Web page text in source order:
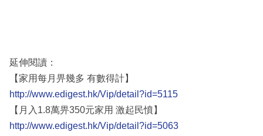
延伸閱讀：
【家用每月畀幾多 有數得計】
http://www.edigest.hk/Vip/detail?id=5115
【月入1.8萬畀350元家用 激起民憤】
http://www.edigest.hk/Vip/detail?id=5063